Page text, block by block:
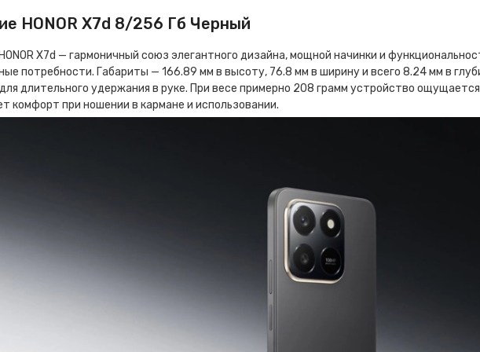
HONOR X7d 8/256 Гб Черный
X7d — гармоничный союз элегантного дизайна, мощной начинки и
потребности. Габариты — 166.89 мм в высоту, 76.8 мм в ширину и всего 8.24 мм в
длительного удержания в руке. При весе примерно 208 грамм устройство
комфорт при ношении в кармане и использовании.